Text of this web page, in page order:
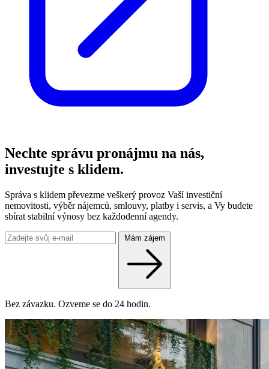
Nechte správu pronájmu na nás,
investujte s klidem.
Správa s klidem převezme veškerý provoz Vaší investiční
nemovitosti, výběr nájemců, smlouvy, platby i servis, a Vy budete
sbírat stabilní výnosy bez každodenní agendy.
Mám zájem
Bez závazku. Ozveme se do 24 hodin.